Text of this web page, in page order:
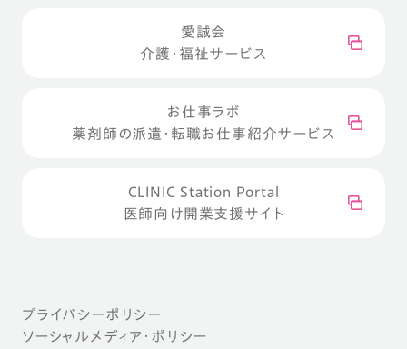
愛誠会
介護・福祉サービス
お仕事ラボ
薬剤師の派遣・転職お仕事紹介サービス
CLINIC Station Portal
医師向け開業支援サイト
プライバシーポリシー
ソーシャルメディア・ポリシー